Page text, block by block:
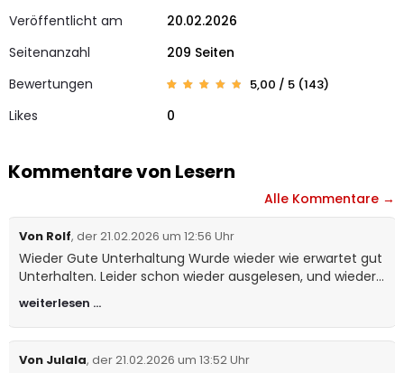
Veröffentlicht am
20.02.2026
Seitenanzahl
209 Seiten
Bewertungen
4.99
ngen
5,00 / 5 (143)
Likes 0
Kommentare von Lesern
Alle Kommentare →
Von Rolf, der 21.02.2026 um 12:56 Uhr
Wieder Gute Unterhaltung Wurde wieder wie erwartet gut
Unterhalten. Leider schon wieder ausgelesen, und wieder
4 Wochen warten. Jetzt nachdem ich informiert bin wird
das ganze Morgen noch mal mit genuss gelesen. Rudi
Danke für die gute Unterhaltung Dir deiner Familie und
weiterlesen …
Von Julala, der 21.02.2026 um 13:52 Uhr